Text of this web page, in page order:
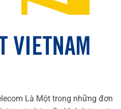
Là Một trong những đơn